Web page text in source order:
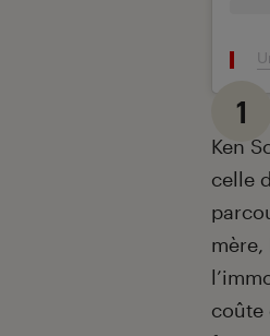
1
Ken
celle
mère,
coûte